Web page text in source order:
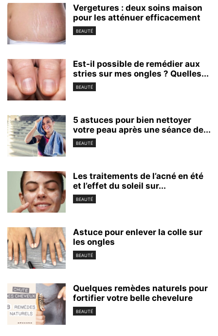
Vergetures : deux soins maison
pour les atténuer efficacement
BEAUTÉ
Est-il possible de remédier aux
stries sur mes ongles ? Quelles...
BEAUTÉ
5 astuces pour bien nettoyer
votre peau après une séance de...
BEAUTÉ
Les traitements de l’acné en été
et l’effet du soleil sur...
BEAUTÉ
Astuce pour enlever la colle sur
les ongles
BEAUTÉ
Quelques remèdes naturels pour
fortifier votre belle chevelure
BEAUTÉ